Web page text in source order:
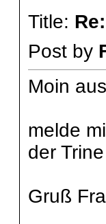
Title:
Post by
Moin
melde
der
Gruß